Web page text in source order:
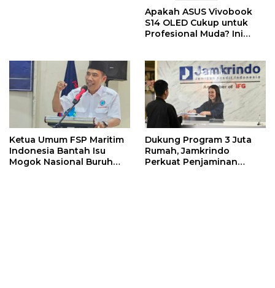
Apakah ASUS Vivobook
S14 OLED Cukup untuk
Profesional Muda? Ini
Ketua Umum FSP Maritim
Indonesia Bantah Isu
Mogok Nasional Buruh
Dukung Program 3 Juta
Rumah, Jamkrindo
Perkuat Penjaminan